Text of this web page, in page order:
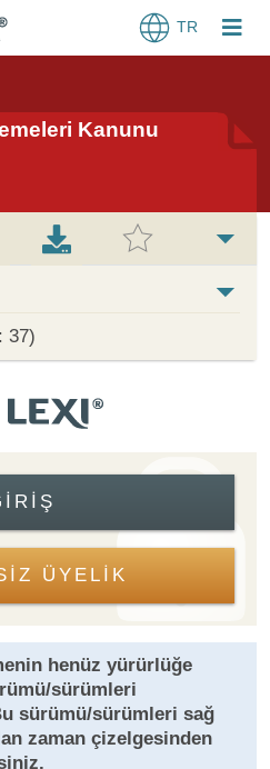
TR
Kanunu
37)
ÜYELİK
henüz yürürlüğe
sürümleri
sürümü/sürümleri sağ
zaman çizelgesinden